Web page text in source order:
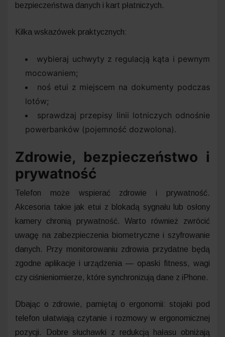
bezpieczeństwa danych i kart płatniczych.
Kilka wskazówek praktycznych:
wybieraj uchwyty z regulacją kąta i pewnym
mocowaniem;
noś etui z miejscem na dokumenty podczas
lotów;
sprawdzaj przepisy linii lotniczych odnośnie
powerbanków (pojemność dozwolona).
Zdrowie, bezpieczeństwo i
prywatność
Telefon może wspierać zdrowie i prywatność.
Akcesoria takie jak etui z blokadą sygnału lub osłony
kamery chronią prywatność. Warto również zwrócić
uwagę na zabezpieczenia biometryczne i szyfrowanie
danych. Przy monitorowaniu zdrowia przydatne będą
zgodne aplikacje i urządzenia — opaski fitness, wagi
czy ciśnieniomierze, które synchronizują dane z iPhone.
Dbając o zdrowie, pamiętaj o ergonomii: stojaki pod
telefon ułatwiają czytanie i rozmowy w ergonomicznej
pozycji. Dobre słuchawki z redukcją hałasu obniżają